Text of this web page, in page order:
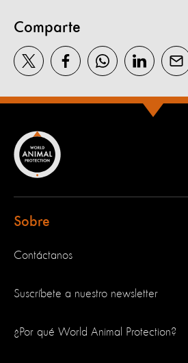
Comparte
Sobre
Contáctanos
Suscríbete a nuestro newsletter
¿Por qué World Animal Protection?